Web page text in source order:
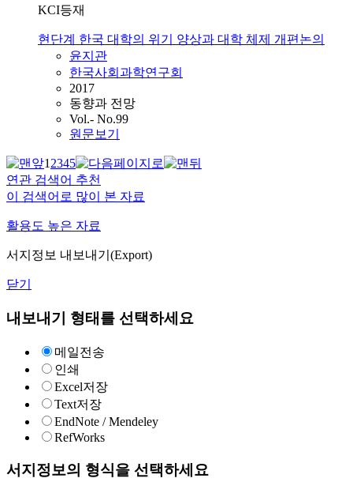
KCI등재
현단계 한국 대학의 위기 양상과 대학 체제 개편논의
윤지관
한국사회과학연구회
2017
동향과 전망
Vol.- No.99
원문보기
12345
연관 검색어 추천
이 검색어로 많이 본 자료
활용도 높은 자료
서지정보 내보내기(Export)
닫기
내보내기 형태를 선택하세요
메일전송
인쇄
Excel저장
Text저장
EndNote / Mendeley
RefWorks
서지정보의 형식을 선택하세요